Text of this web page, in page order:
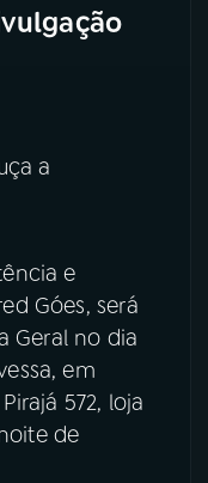
a
e
Góes, será
Geral no dia
em
572, loja
de